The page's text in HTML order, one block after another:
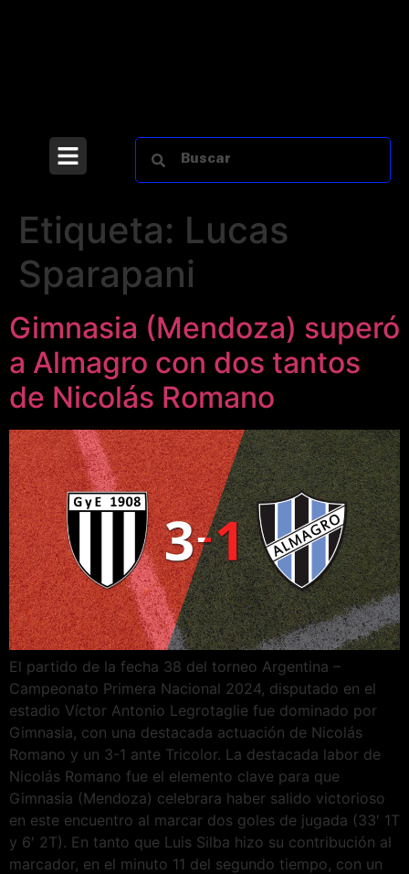
Etiqueta: Lucas
Sparapani
Gimnasia (Mendoza) superó
a Almagro con dos tantos
de Nicolás Romano
El partido de la fecha 38 del torneo Argentina –
Campeonato Primera Nacional 2024, disputado en el
estadio Víctor Antonio Legrotaglie fue dominado por
Gimnasia, con una destacada actuación de Nicolás
Romano y un 3-1 ante Tricolor. La destacada labor de
Nicolás Romano fue el elemento clave para que
Gimnasia (Mendoza) celebrara haber salido victorioso
en este encuentro al marcar dos goles de jugada (33′ 1T
y 6′ 2T). En tanto que Luis Silba hizo su contribución al
marcador, en el minuto 11 del segundo tiempo, con un